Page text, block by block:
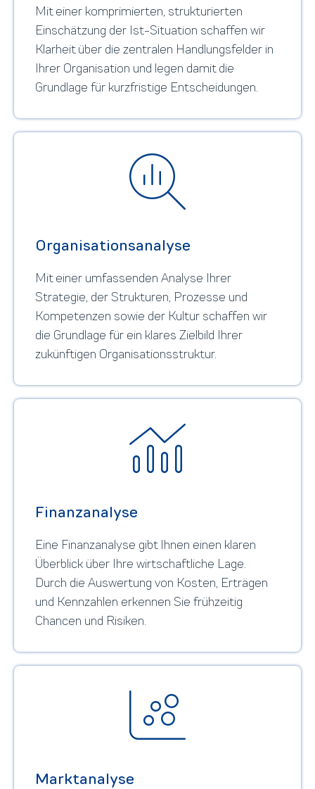
Mit einer komprimierten, strukturierten
Einschätzung der Ist-Situation schaffen wir
Klarheit über die zentralen Handlungsfelder in
Ihrer Organisation und legen damit die
Grundlage für kurzfristige Entscheidungen.
Organisationsanalyse
Mit einer umfassenden Analyse Ihrer
Strategie, der Strukturen, Prozesse und
Kompetenzen sowie der Kultur schaffen wir
die Grundlage für ein klares Zielbild Ihrer
zukünftigen Organisationsstruktur.
Finanzanalyse
Eine Finanzanalyse gibt Ihnen einen klaren
Überblick über Ihre wirtschaftliche Lage.
Durch die Auswertung von Kosten, Erträgen
und Kennzahlen erkennen Sie frühzeitig
Chancen und Risiken.
Marktanalyse